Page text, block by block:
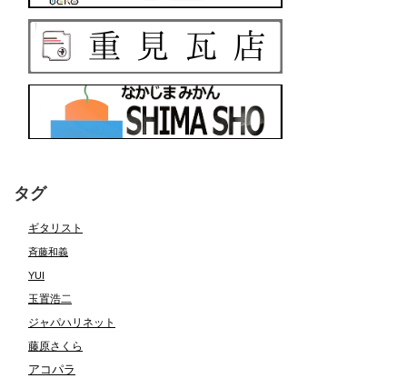
タグ
ギタリスト
斉藤和義
YUI
玉置浩二
ジャパハリネット
藤原さくら
アコパラ